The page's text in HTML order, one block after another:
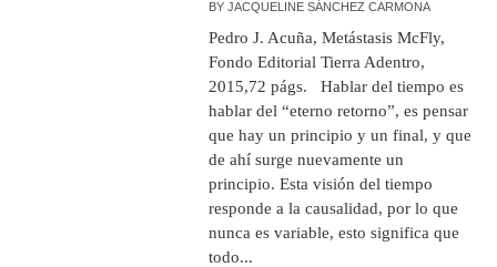
BYJACQUELINE SÁNCHEZ CARMONA
Pedro J. Acuña, Metástasis McFly,
Fondo Editorial Tierra Adentro,
2015,72 págs. Hablar del tiempo es
hablar del “eterno retorno”, es pensar
que hay un principio y un final, y que
de ahí surge nuevamente un
principio. Esta visión del tiempo
responde a la causalidad, por lo que
nunca es variable, esto significa que
todo...